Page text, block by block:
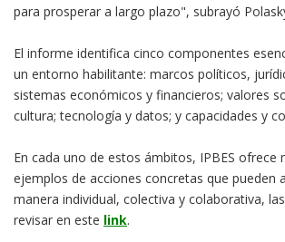
para prosperar a largo plazo", subrayó
El informe identifica cinco componentes
un entorno habilitante: marcos políticos,
sistemas económicos y financieros; valores
cultura; tecnología y datos; y capacidades y
En cada uno de estos ámbitos, IPBES ofrece
ejemplos de acciones concretas que pueden
manera individual, colectiva y colaborativa,
revisar en este link.